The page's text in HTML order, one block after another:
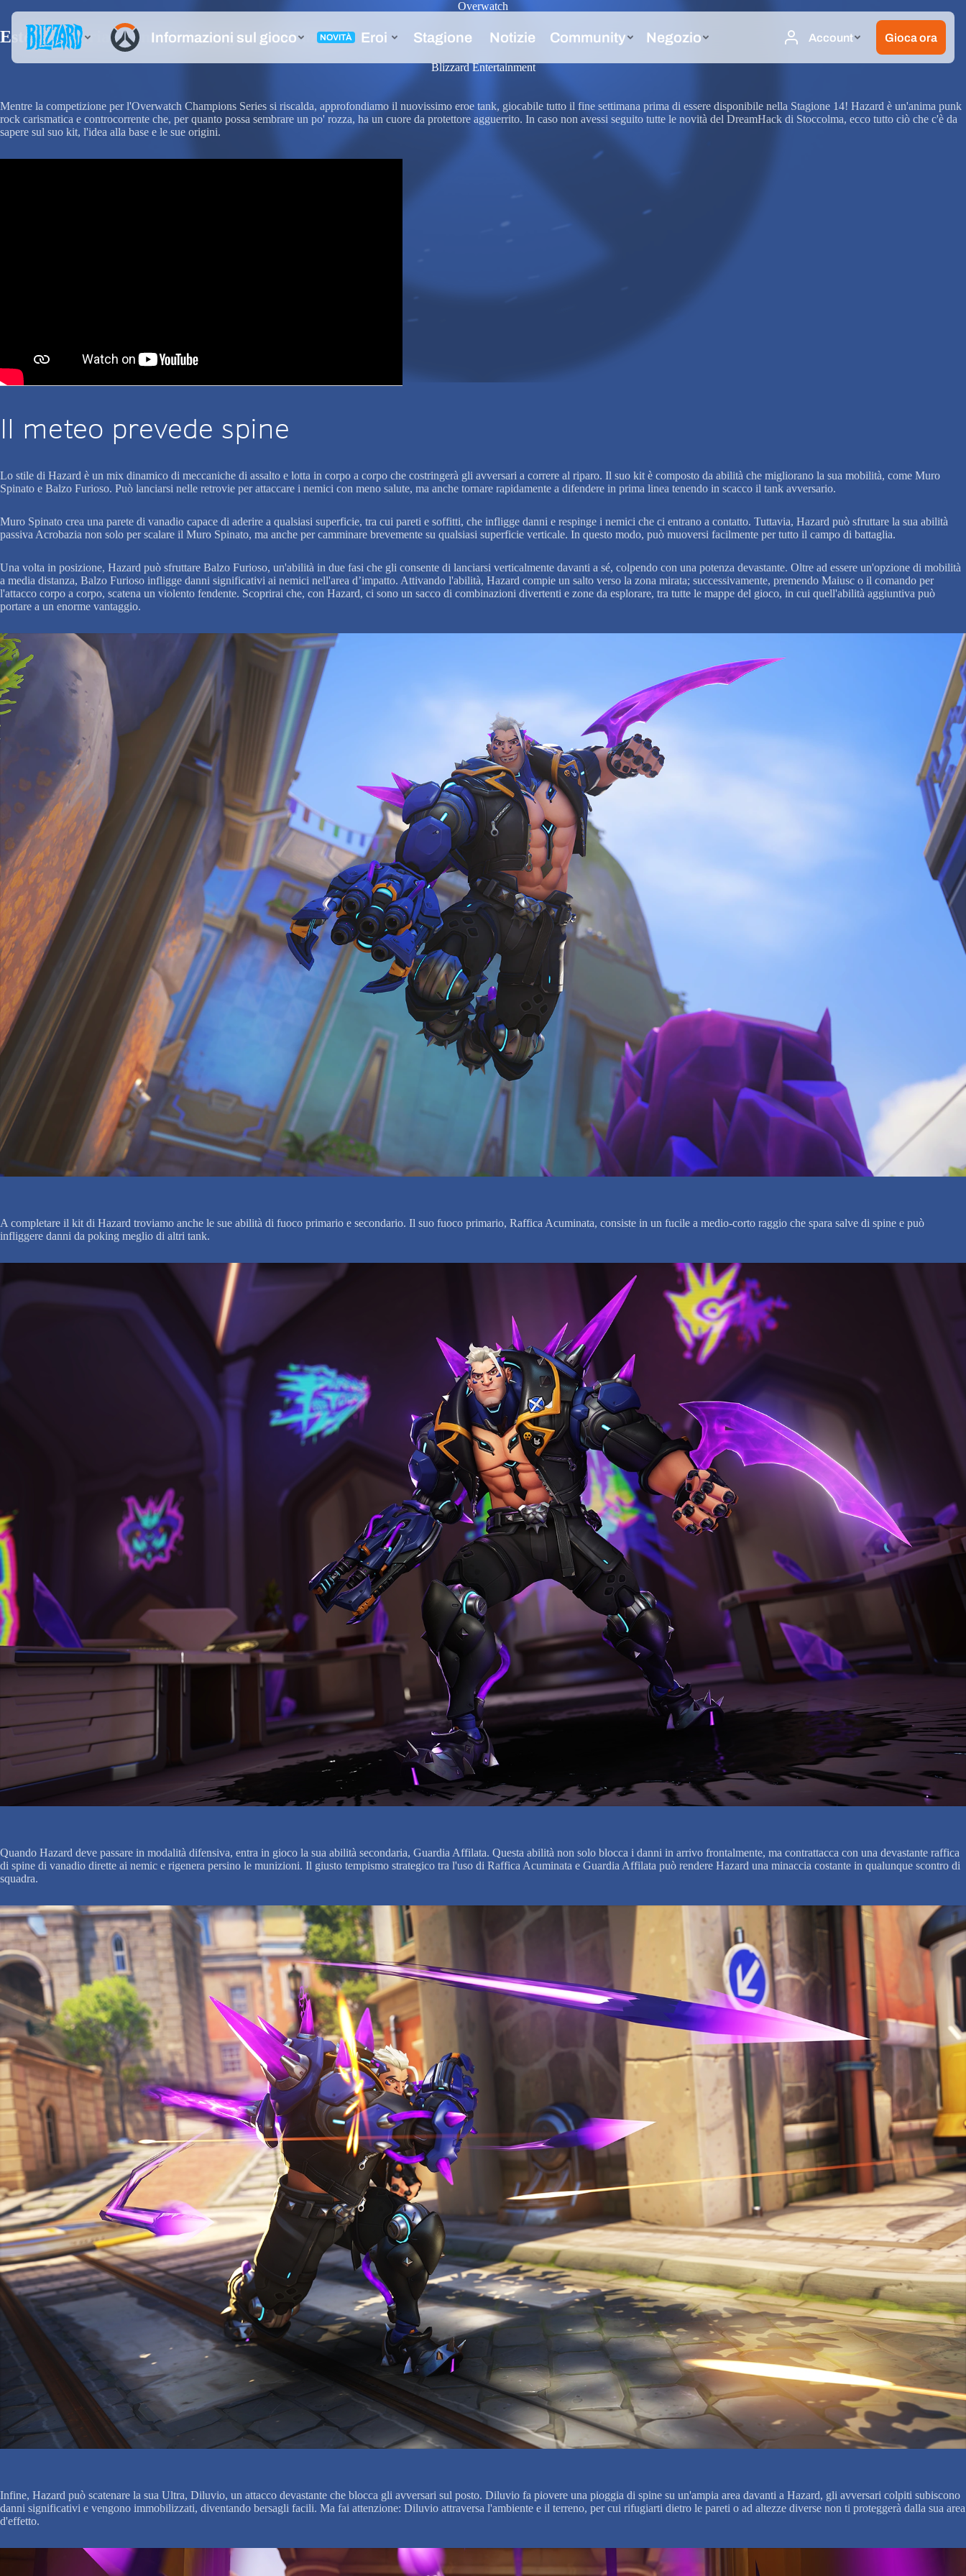
Overwatch
Estetica, storia e dinamiche di gioco di Hazard
Blizzard Entertainment
Mentre la competizione per l'Overwatch Champions Series si riscalda, approfondiamo il nuovissimo eroe tank, giocabile tutto il fine settimana prima di essere disponibile nella Stagione 14! Hazard è un'anima punk
rock carismatica e controcorrente che, per quanto possa sembrare un po' rozza, ha un cuore da protettore agguerrito. In caso non avessi seguito tutte le novità del DreamHack di Stoccolma, ecco tutto ciò che c'è da
sapere sul suo kit, l'idea alla base e le sue origini.
Il meteo prevede spine
Lo stile di Hazard è un mix dinamico di meccaniche di assalto e lotta in corpo a corpo che costringerà gli avversari a correre al riparo. Il suo kit è composto da abilità che migliorano la sua mobilità, come Muro
Spinato e Balzo Furioso. Può lanciarsi nelle retrovie per attaccare i nemici con meno salute, ma anche tornare rapidamente a difendere in prima linea tenendo in scacco il tank avversario.
Muro Spinato crea una parete di vanadio capace di aderire a qualsiasi superficie, tra cui pareti e soffitti, che infligge danni e respinge i nemici che ci entrano a contatto. Tuttavia, Hazard può sfruttare la sua abilità
passiva Acrobazia non solo per scalare il Muro Spinato, ma anche per camminare brevemente su qualsiasi superficie verticale. In questo modo, può muoversi facilmente per tutto il campo di battaglia.
Una volta in posizione, Hazard può sfruttare Balzo Furioso, un'abilità in due fasi che gli consente di lanciarsi verticalmente davanti a sé, colpendo con una potenza devastante. Oltre ad essere un'opzione di mobilità
a media distanza, Balzo Furioso infligge danni significativi ai nemici nell'area d’impatto. Attivando l'abilità, Hazard compie un salto verso la zona mirata; successivamente, premendo Maiusc o il comando per
l'attacco corpo a corpo, scatena un violento fendente. Scoprirai che, con Hazard, ci sono un sacco di combinazioni divertenti e zone da esplorare, tra tutte le mappe del gioco, in cui quell'abilità aggiuntiva può
portare a un enorme vantaggio.
A completare il kit di Hazard troviamo anche le sue abilità di fuoco primario e secondario. Il suo fuoco primario, Raffica Acuminata, consiste in un fucile a medio-corto raggio che spara salve di spine e può
infliggere danni da poking meglio di altri tank.
Quando Hazard deve passare in modalità difensiva, entra in gioco la sua abilità secondaria, Guardia Affilata. Questa abilità non solo blocca i danni in arrivo frontalmente, ma contrattacca con una devastante raffica
di spine di vanadio dirette ai nemic e rigenera persino le munizioni. Il giusto tempismo strategico tra l'uso di Raffica Acuminata e Guardia Affilata può rendere Hazard una minaccia costante in qualunque scontro di
squadra.
Infine, Hazard può scatenare la sua Ultra, Diluvio, un attacco devastante che blocca gli avversari sul posto. Diluvio fa piovere una pioggia di spine su un'ampia area davanti a Hazard, gli avversari colpiti subiscono
danni significativi e vengono immobilizzati, diventando bersagli facili. Ma fai attenzione: Diluvio attraversa l'ambiente e il terreno, per cui rifugiarti dietro le pareti o ad altezze diverse non ti proteggerà dalla sua area
d'effetto.